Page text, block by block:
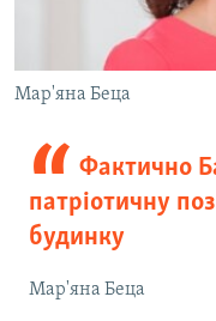
Мар'яна Беца
Фактично
патріотичну
будинку
Мар'яна Беца